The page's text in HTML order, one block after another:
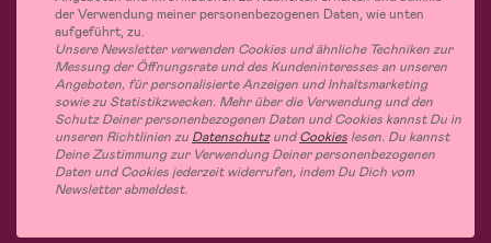
der Verwendung meiner personenbezogenen Daten, wie unten
aufgeführt, zu.
Unsere Newsletter verwenden Cookies und ähnliche Techniken zur
Messung der Öffnungsrate und des Kundeninteresses an unseren
Angeboten, für personalisierte Anzeigen und Inhaltsmarketing
sowie zu Statistikzwecken. Mehr über die Verwendung und den
Schutz Deiner personenbezogenen Daten und Cookies kannst Du in
unseren Richtlinien zu DatenschutzundCookies lesen. Du kannst
Deine Zustimmung zur Verwendung Deiner personenbezogenen
Daten und Cookies jederzeit widerrufen, indem Du Dich vom
Newsletter abmeldest.